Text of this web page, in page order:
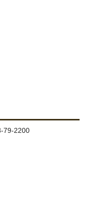
79-2200